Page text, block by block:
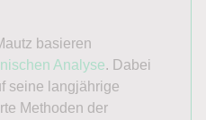
basieren
Analyse. Dabei
seine langjährige
Methoden der